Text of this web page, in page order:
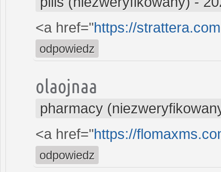
<a href="https://
odpowiedz
olaojnaa
pharmacy
<a href="https://
odpowiedz